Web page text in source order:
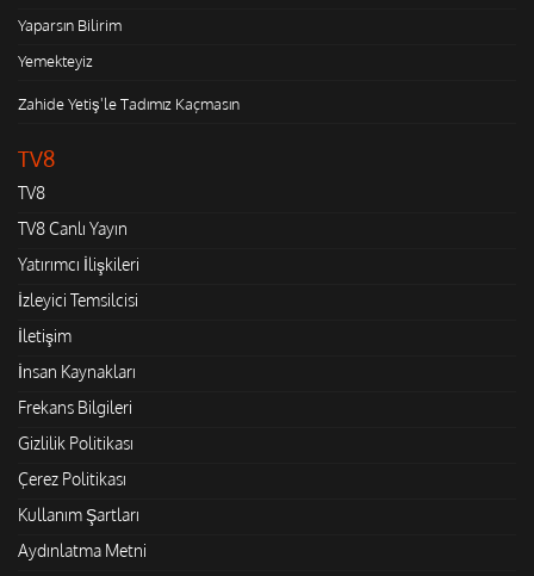
Yaparsın Bilirim
Yemekteyiz
Zahide Yetiş'le Tadımız Kaçmasın
TV8
TV8
TV8 Canlı Yayın
Yatırımcı İlişkileri
İzleyici Temsilcisi
İletişim
İnsan Kaynakları
Frekans Bilgileri
Gizlilik Politikası
Çerez Politikası
Kullanım Şartları
Aydınlatma Metni